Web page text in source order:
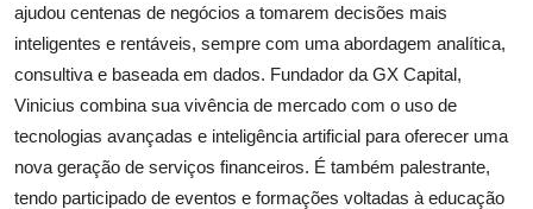
ajudou centenas de negócios a tomarem decisões mais
inteligentes e rentáveis, sempre com uma abordagem analítica,
consultiva e baseada em dados. Fundador da GX Capital,
Vinicius combina sua vivência de mercado com o uso de
tecnologias avançadas e inteligência artificial para oferecer uma
nova geração de serviços financeiros. É também palestrante,
tendo participado de eventos e formações voltadas à educação